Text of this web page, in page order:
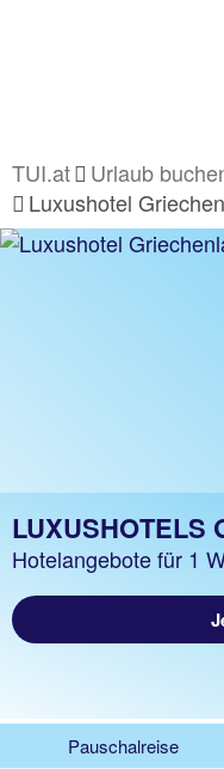
TUI.at Urlaub
Luxushotel
LUXUSHOTELS
Hotelangebote für 1
Pauschalreise